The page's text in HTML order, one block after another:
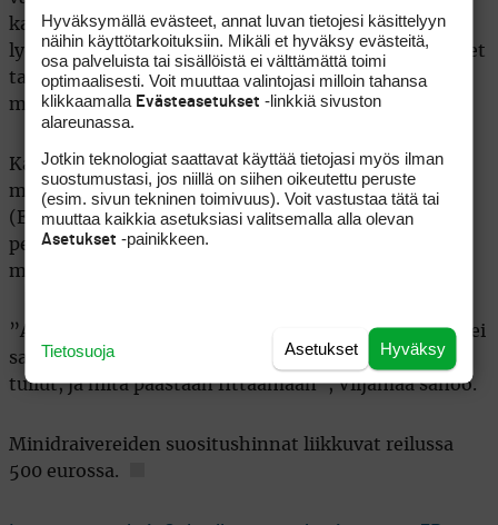
katosi tuotannosta. Viime vuosikymmenen alussa
lyöntipituudet olivat vielä sellaisia, että ammattilaiset
tarvitsivat puukolmosta väylillä. Siinä kuviossa
minidraiverin kaltaiselle mailalle ei ollut tilausta.
Kaksi vuotta sitten TaylorMade (BRNR Mini) toi
minidraiverin uudelleen markkinoille ja Callaway
(Elyte Mini) sekä Titleist seurasivat tänä keväänä
perässä. Titleistin GT280 on ensimmäinen
minidraiveri, jota valmistetaan sarjatuotannossa.
”Aikaisemmista Suomeen tulleista minidraivereista ei
saatu edes demoja. Nyt on Titleistiltä testiversio
tullut, ja niitä päästään fittaamaan”, Viljamaa sanoo.
Minidraivereiden suositushinnat liikkuvat reilussa
500 eurossa.
Hyväksymällä evästeet, annat luvan tietojesi käsittelyyn
näihin käyttötarkoituksiin. Mikäli et hyväksy evästeitä,
osa palveluista tai sisällöistä ei välttämättä toimi
optimaalisesti. Voit muuttaa valintojasi milloin tahansa
klikkaamalla Evästeasetukset -linkkiä sivuston
alareunassa.
Jotkin teknologiat saattavat käyttää tietojasi myös ilman
suostumustasi, jos niillä on siihen oikeutettu peruste
(esim. sivun tekninen toimivuus). Voit vastustaa tätä tai
muuttaa kaikkia asetuksiasi valitsemalla alla olevan
Asetukset -painikkeen.
Hyväksy
Asetukset
Tietosuoja